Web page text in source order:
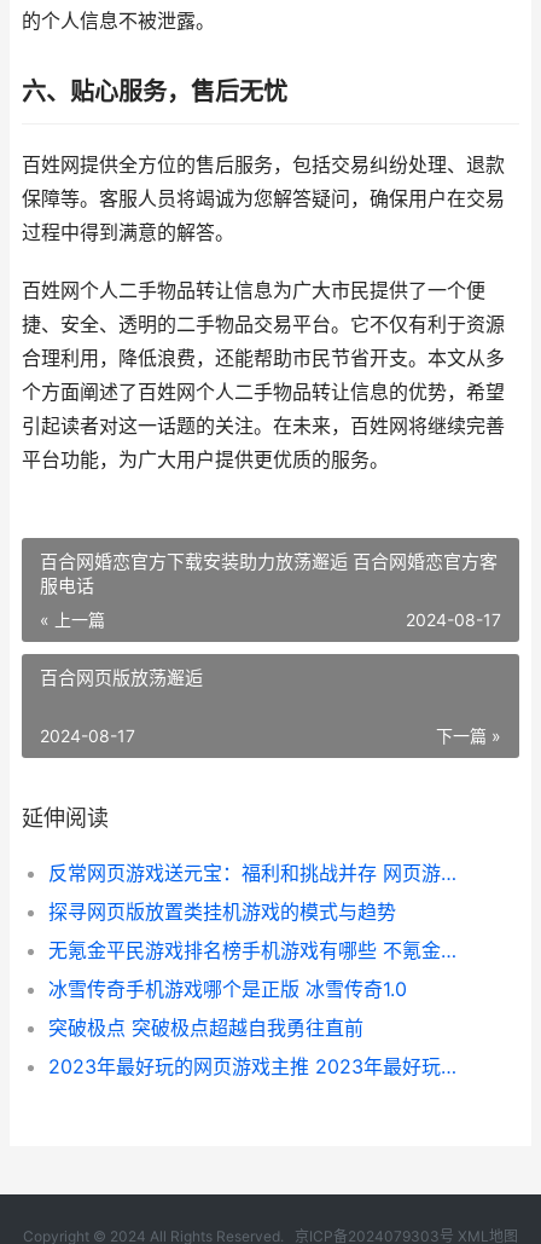
的个人信息不被泄露。
六、贴心服务，售后无忧
百姓网提供全方位的售后服务，包括交易纠纷处理、退款
保障等。客服人员将竭诚为您解答疑问，确保用户在交易
过程中得到满意的解答。
百姓网个人二手物品转让信息为广大市民提供了一个便
捷、安全、透明的二手物品交易平台。它不仅有利于资源
合理利用，降低浪费，还能帮助市民节省开支。本文从多
个方面阐述了百姓网个人二手物品转让信息的优势，希望
引起读者对这一话题的关注。在未来，百姓网将继续完善
平台功能，为广大用户提供更优质的服务。
百合网婚恋官方下载安装助力放荡邂逅 百合网婚恋官方客
服电话
« 上一篇 2024-08-17
百合网页版放荡邂逅
下一篇 »
2024-08-17
延伸阅读
反常网页游戏送元宝：福利和挑战并存 网页游戏返利网
探寻网页版放置类挂机游戏的模式与趋势
无氪金平民游戏排名榜手机游戏有哪些 不氪金的好玩游戏
冰雪传奇手机游戏哪个是正版 冰雪传奇1.0
突破极点 突破极点超越自我勇往直前
2023年最好玩的网页游戏主推 2023年最好玩的网游
Copyright © 2024 All Rights Reserved. 京ICP备2024079303号 XML地图